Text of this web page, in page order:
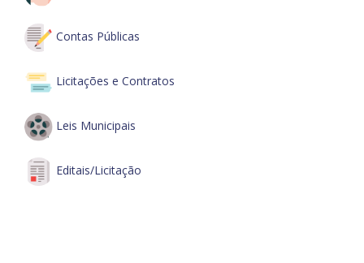
Contas Públicas
Licitações e Contratos
Leis Municipais
Editais/Licitação